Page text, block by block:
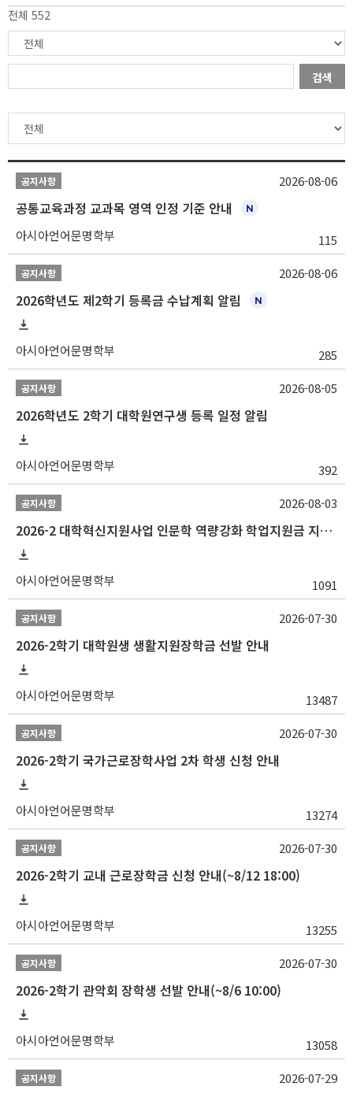
전체 552
검색
공지사항
공통교육과정 교과목 영역 인정 기준 안내
아시아언어문명학부 115
2026-08-06
공지사항
2026학년도 제2학기 등록금 수납계획 알림
아시아언어문명학부 285
2026-08-06
공지사항
2026학년도 2학기 대학원연구생 등록 일정 알림
아시아언어문명학부 392
2026-08-05
공지사항
2026-2 대학혁신지원사업 인문학 역량강화 학업지원금 지원 선발 안내 (학/석/박사)
아시아언어문명학부 1091
2026-08-03
공지사항
2026-2학기 대학원생 생활지원장학금 선발 안내
아시아언어문명학부 13487
2026-07-30
공지사항
2026-2학기 국가근로장학사업 2차 학생 신청 안내
아시아언어문명학부 13274
2026-07-30
공지사항
2026-2학기 교내 근로장학금 신청 안내(~8/12 18:00)
아시아언어문명학부 13255
2026-07-30
공지사항
2026-2학기 관악회 장학생 선발 안내(~8/6 10:00)
아시아언어문명학부 13058
2026-07-30
공지사항 2026-07-29